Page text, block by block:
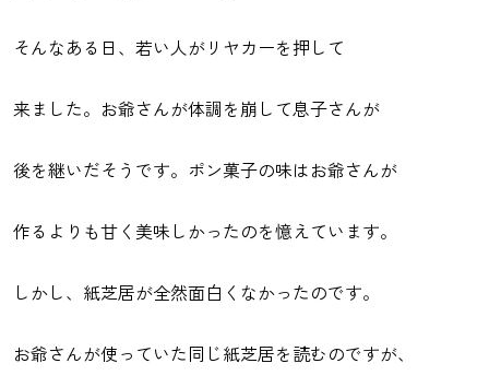
そんなある日、若い人がリヤカーを押して
来ました。お爺さんが体調を崩して息子さんが
後を継いだそうです。ポン菓子の味はお爺さんが
作るよりも甘く美味しかったのを憶えています。
しかし、紙芝居が全然面白くなかったのです。
お爺さんが使っていた同じ紙芝居を読むのですが、